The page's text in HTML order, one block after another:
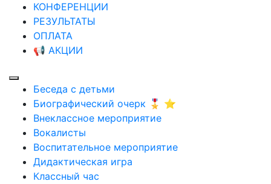
КОНФЕРЕНЦИИ
РЕЗУЛЬТАТЫ
ОПЛАТА
📢 АКЦИИ
Беседа с детьми
Биографический очерк 🎖️ ⭐
Внеклассное мероприятие
Вокалисты
Воспитательное мероприятие
Дидактическая игра
Классный час